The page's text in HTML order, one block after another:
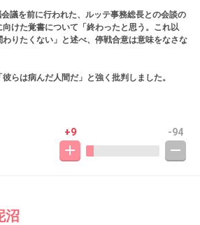
議を前に行われた、ルッテ事務総長との会談の
けた覚書について「終わったと思う。これ以
りたくない」と述べ、停戦合意は意味をなさな
らは病んだ人間だ」と強く批判しました。
+9 -94
沼